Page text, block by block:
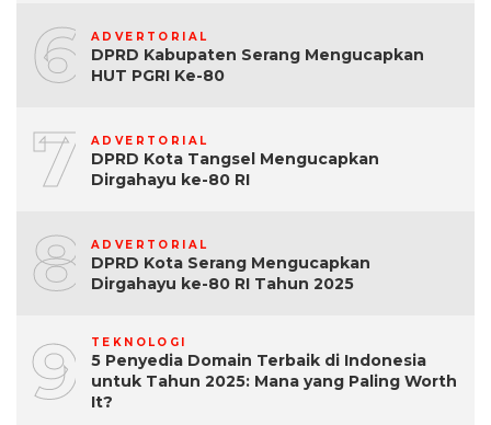
6 ADVERTORIAL
DPRD Kabupaten Serang Mengucapkan
HUT PGRI Ke-80
7 ADVERTORIAL
DPRD Kota Tangsel Mengucapkan
Dirgahayu ke-80 RI
8 ADVERTORIAL
DPRD Kota Serang Mengucapkan
Dirgahayu ke-80 RI Tahun 2025
9 TEKNOLOGI
5 Penyedia Domain Terbaik di Indonesia
untuk Tahun 2025: Mana yang Paling Worth
It?